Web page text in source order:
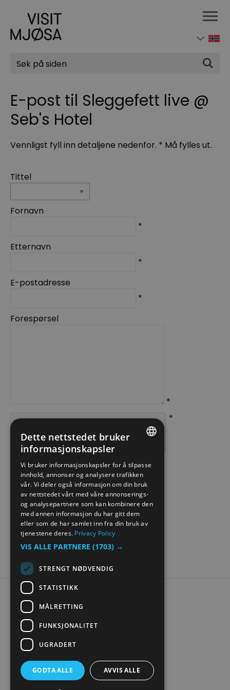
Søk
E-post til Sleggefett live @
Seb's Hotel
Vennligst fyll inn detaljene nedenfor. * Må fylles ut.
Tittel
Fornavn
*
Etternavn
*
E-postadresse
*
Forespørsel
*
*
Tilgjengelighetserklæring
Personvern
Kontakt oss
Nettstedskart
NORWEGIAN
GERMAN
Dette nettstedet bruker
informasjonskapsler
Vi bruker informasjonskapsler for å tilpasse
innhold, annonser og analysere trafikken
vår. Vi deler også informasjon om din bruk
av nettstedet vårt med våre annonserings-
og analysepartnere som kan kombinere den
med annen informasjon du har gitt dem
eller som de har samlet inn fra din bruk av
tjenestene deres. Privacy Policy
VIS ALLE PARTNERE (1703) →
STRENGT NØDVENDIG
STATISTIKK
MÅLRETTING
FUNKSJONALITET
UGRADERT
GODTA ALLE AVVIS ALLE